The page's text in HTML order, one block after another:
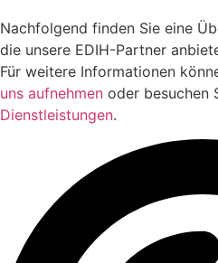
Nachfolgend finden Sie eine
die unsere EDIH-Partner
Für weitere Informationen
uns aufnehmen oder besuchen
Dienstleistungen.